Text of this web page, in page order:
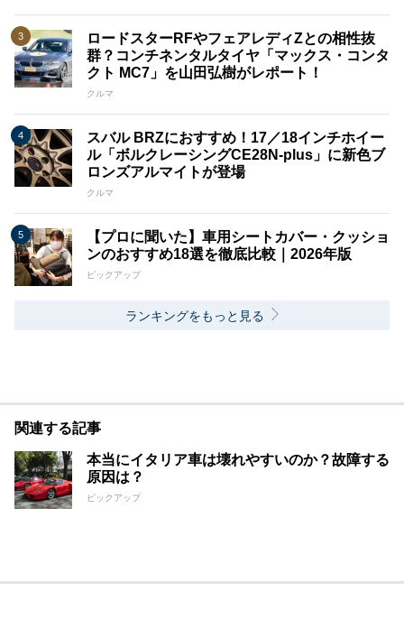
ロードスターRFやフェアレディZとの相性抜
群？コンチネンタルタイヤ「マックス・コンタ
クト MC7」を山田弘樹がレポート！
クルマ
スバル BRZにおすすめ！17／18インチホイー
ル「ボルクレーシングCE28N-plus」に新色ブ
ロンズアルマイトが登場
クルマ
【プロに聞いた】車用シートカバー・クッショ
ンのおすすめ18選を徹底比較｜2026年版
ピックアップ
ランキングをもっと見る
関連する記事
本当にイタリア車は壊れやすいのか？故障する
原因は？
ピックアップ